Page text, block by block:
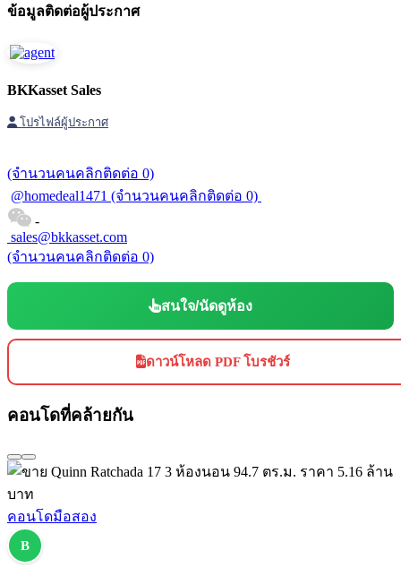
ข้อมูลติดต่อผู้ประกาศ
BKKasset Sales
โปรไฟล์ผู้ประกาศ
(จำนวนคนคลิกติดต่อ 0)
@homedeal1471 (จำนวนคนคลิกติดต่อ 0)
-
sales@bkkasset.com
(จำนวนคนคลิกติดต่อ 0)
สนใจ/นัดดูห้อง
ดาวน์โหลด PDF โบรชัวร์
คอนโดที่คล้ายกัน
คอนโดมือสอง
B